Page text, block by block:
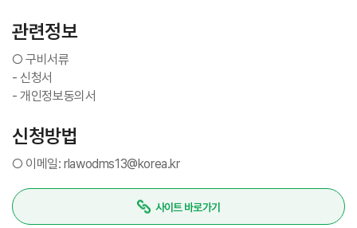
관련정보
○ 구비서류
- 신청서
- 개인정보동의서
신청방법
○ 이메일: rlawodms13@korea.kr
사이트 바로가기